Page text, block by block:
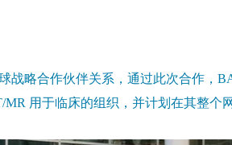
战略合作伙伴关系，通过此次合作，
MR 用于临床的组织，并计划在其整个